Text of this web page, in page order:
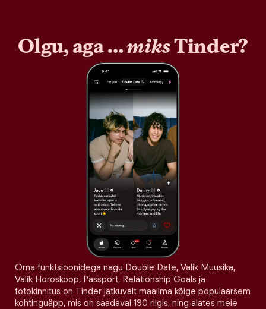
Olgu, aga …miksTinder?
Oma funktsioonidega nagu Double Date, Valik Muusika,
Valik Horoskoop, Passport, Relationship Goals ja
fotokinnitus on Tinder jätkuvalt maailma kõige populaarsem
kohtinguäpp, mis on saadaval 190 riigis, ning alates meie